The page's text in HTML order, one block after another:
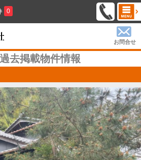
0
お問合せ
去掲載物件情報